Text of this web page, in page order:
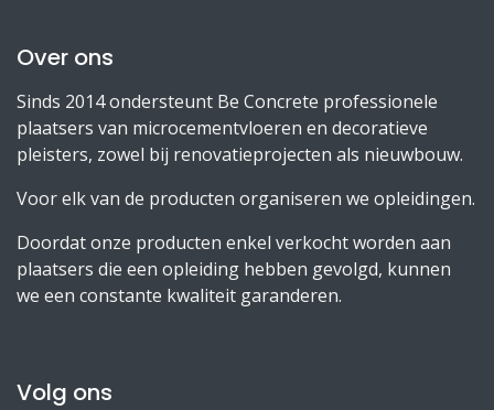
Over ons
Sinds 2014 ondersteunt Be Concrete professionele
plaatsers van microcementvloeren en decoratieve
pleisters, zowel bij renovatieprojecten als nieuwbouw.
Voor elk van de producten organiseren we opleidingen.
Doordat onze producten enkel verkocht worden aan
plaatsers die een opleiding hebben gevolgd, kunnen
we een constante kwaliteit garanderen.
Volg ons